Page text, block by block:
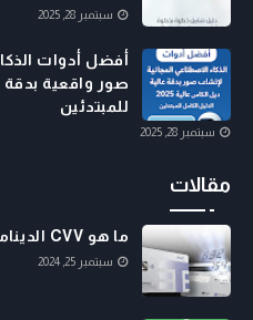
سبتمبر 28, 2025
أفضل أدوات
للمبتدئين
سبتمبر 28, 2025
مقالات
ما هو CVV الديناميكي؟
سبتمبر 25, 2024